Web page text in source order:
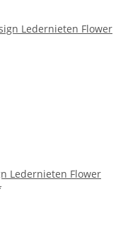
Ledernieten Flower